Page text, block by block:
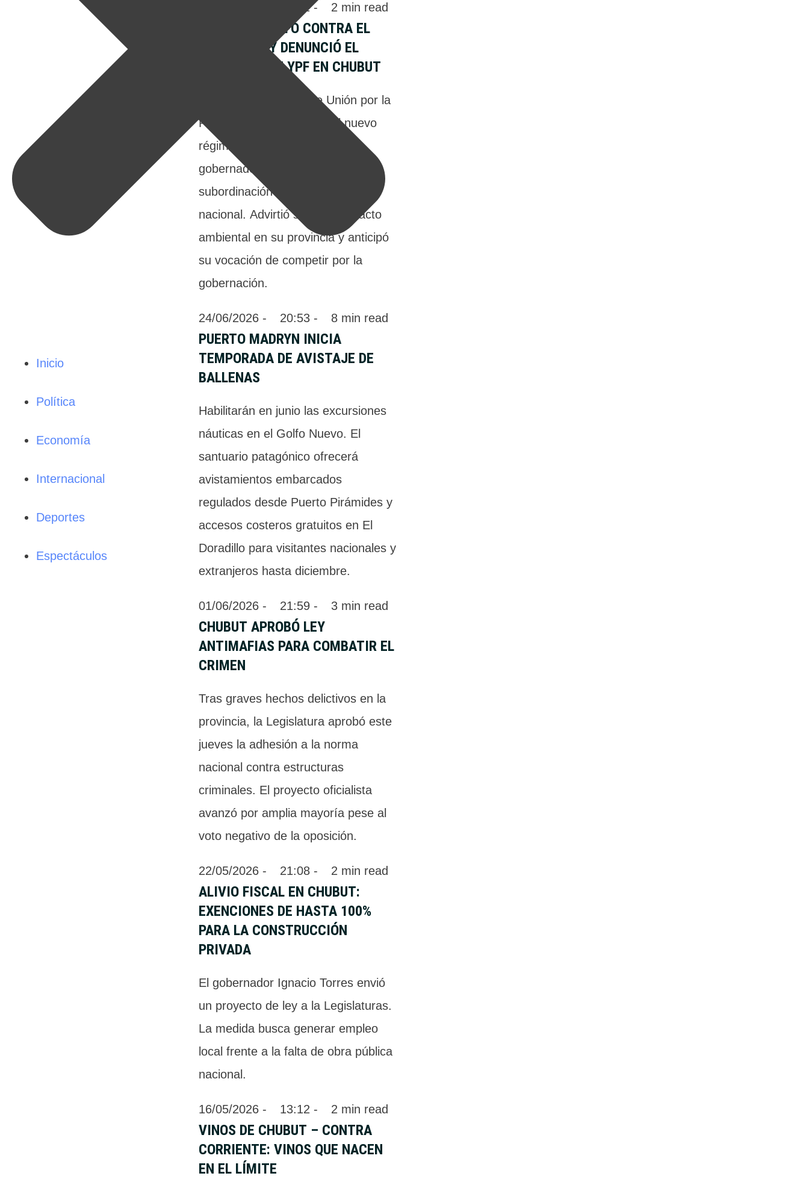
Inicio
Política
Economía
Internacional
Deportes
Espectáculos
22:51 - 2 min read
GLINSKI APUNTÓ CONTRA EL
SÚPER RIGI Y DENUNCIÓ EL
ABANDONO DE YPF EN CHUBUT
El diputado nacional de Unión por la
Patria criticó con dureza el nuevo
régimen impositivo y acusó al
gobernador Ignacio Torres de
subordinación ante el Gobierno
nacional. Advirtió sobre el impacto
ambiental en su provincia y anticipó
su vocación de competir por la
gobernación.
24/06/2026 - 20:53 - 8 min read
PUERTO MADRYN INICIA
TEMPORADA DE AVISTAJE DE
BALLENAS
Habilitarán en junio las excursiones
náuticas en el Golfo Nuevo. El
santuario patagónico ofrecerá
avistamientos embarcados
regulados desde Puerto Pirámides y
accesos costeros gratuitos en El
Doradillo para visitantes nacionales y
extranjeros hasta diciembre.
01/06/2026 - 21:59 - 3 min read
CHUBUT APROBÓ LEY
ANTIMAFIAS PARA COMBATIR EL
CRIMEN
Tras graves hechos delictivos en la
provincia, la Legislatura aprobó este
jueves la adhesión a la norma
nacional contra estructuras
criminales. El proyecto oficialista
avanzó por amplia mayoría pese al
voto negativo de la oposición.
22/05/2026 - 21:08 - 2 min read
ALIVIO FISCAL EN CHUBUT:
EXENCIONES DE HASTA 100%
PARA LA CONSTRUCCIÓN
PRIVADA
El gobernador Ignacio Torres envió
un proyecto de ley a la Legislaturas.
La medida busca generar empleo
local frente a la falta de obra pública
nacional.
16/05/2026 - 13:12 - 2 min read
VINOS DE CHUBUT – CONTRA
CORRIENTE: VINOS QUE NACEN
EN EL LÍMITE